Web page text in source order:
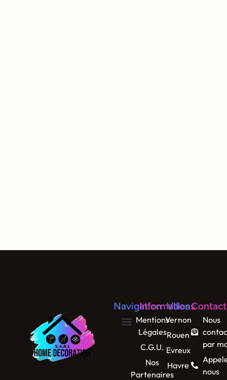
NavigationInformations
Mentions
Légales
C.G.U.
Nos
Partenaires
Villes
Vernon
Rouen
Evreux
Havre
Contact
Nous
par
nous